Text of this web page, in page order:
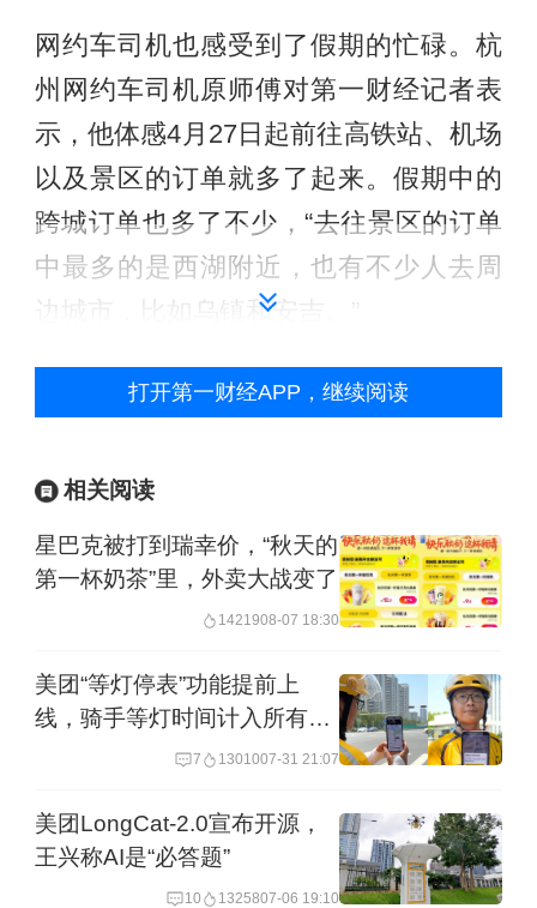
网约车司机也感受到了假期的忙碌。杭
州网约车司机原师傅对第一财经记者表
示，他体感4月27日起前往高铁站、机场
以及景区的订单就多了起来。假期中的
跨城订单也多了不少，“去往景区的订单
中最多的是西湖附近，也有不少人去周
边城市，比如乌镇和安吉。”
整体看，对比去年，今年人们普遍走得
距离常驻城市平均612公里。2000-3000
公里外的异地订单同比上涨34%。
美团《2026五一消费洞察报告》显示，
受春假叠加拼假效应驱动，今年五一期
间，出行规模显著增长，300公里以上中
长线旅游出行订单占比达46%。
演唱会、赛事等不可回放的现场体验，
正成为游客出发的理由。滴滴数据显
打开第一财经APP，继续阅读
相关阅读
星巴克被打到瑞幸价，“秋天的
第一杯奶茶”里，外卖大战变了
1421908-07 18:30
美团“等灯停表”功能提前上
线，骑手等灯时间计入所有订
7 1301007-31 21:07
美团LongCat-2.0宣布开源，
王兴称AI是“必答题”
10 1325807-06 19:10